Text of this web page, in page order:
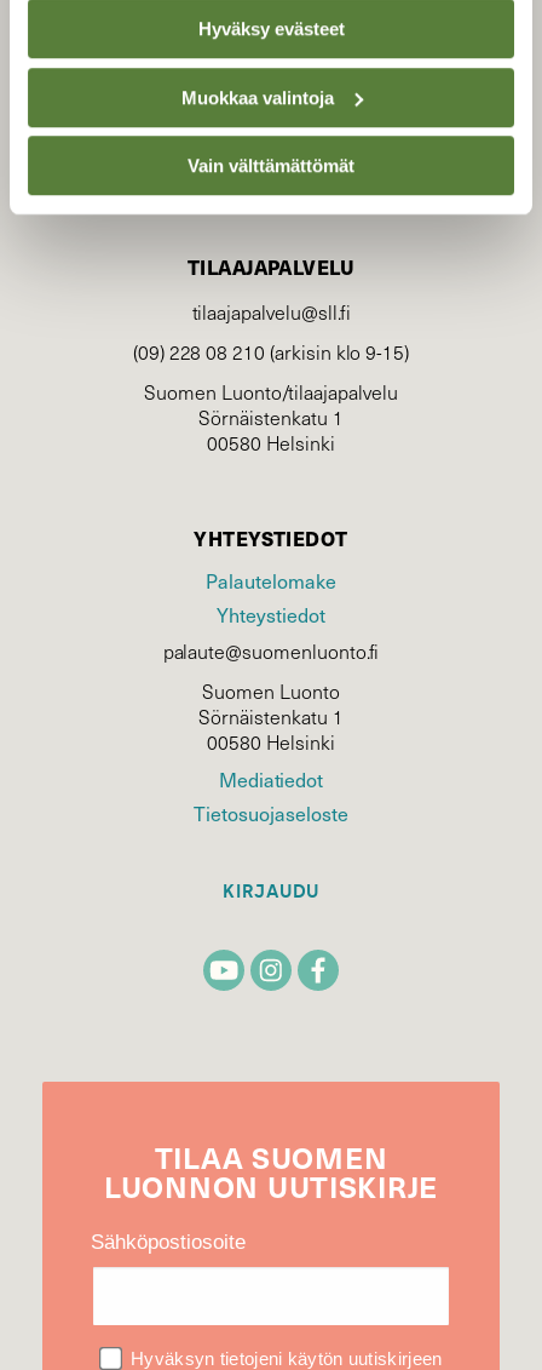
Hyväksy evästeet
Muokkaa valintoja
Vain välttämättömät
TILAAJAPALVELU
tilaajapalvelu@sll.fi
(09) 228 08 210 (arkisin klo 9-15)
Suomen Luonto/tilaajapalvelu
Sörnäistenkatu 1
00580 Helsinki
YHTEYSTIEDOT
Palautelomake
Yhteystiedot
palaute@suomenluonto.fi
Suomen Luonto
Sörnäistenkatu 1
00580 Helsinki
Mediatiedot
Tietosuojaseloste
KIRJAUDU
TILAA SUOMEN
LUONNON UUTIS­KIRJE
Sähköpostiosoite
Hyväksyn tietojeni käytön uutiskirjeen